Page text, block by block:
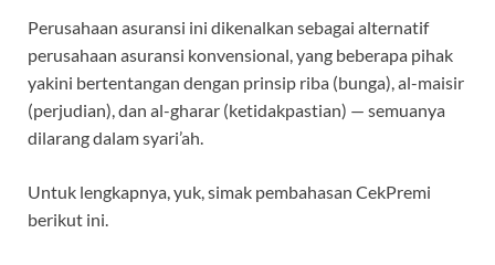
Perusahaan asuransi ini dikenalkan sebagai alternatif
perusahaan asuransi konvensional, yang beberapa pihak
yakini bertentangan dengan prinsip riba (bunga), al-maisir
(perjudian), dan al-gharar (ketidakpastian) — semuanya
dilarang dalam syari’ah.
Untuk lengkapnya, yuk, simak pembahasan CekPremi
berikut ini.